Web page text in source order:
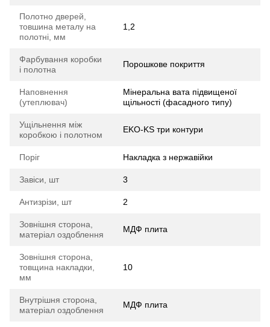
Полотно дверей,
товшина металу на
полотні, мм
1,2
Фарбування коробки
і полотна
Порошкове покриття
Наповнення
(утеплювач)
Мінеральна вата підвищеної
щільності (фасадного типу)
Ущільнення між
коробкою і полотном
EKO-KS три контури
Поріг Накладка з нержавійки
Завіси, шт 3
Антизрізи, шт 2
Зовнішня сторона,
матеріал оздоблення
МДФ плита
Зовнішня сторона,
товщина накладки,
мм
10
Внутрішня сторона,
матеріал оздоблення
МДФ плита